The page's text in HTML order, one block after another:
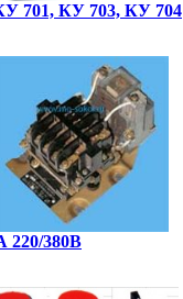
701, КУ 703, КУ 704
220/380В